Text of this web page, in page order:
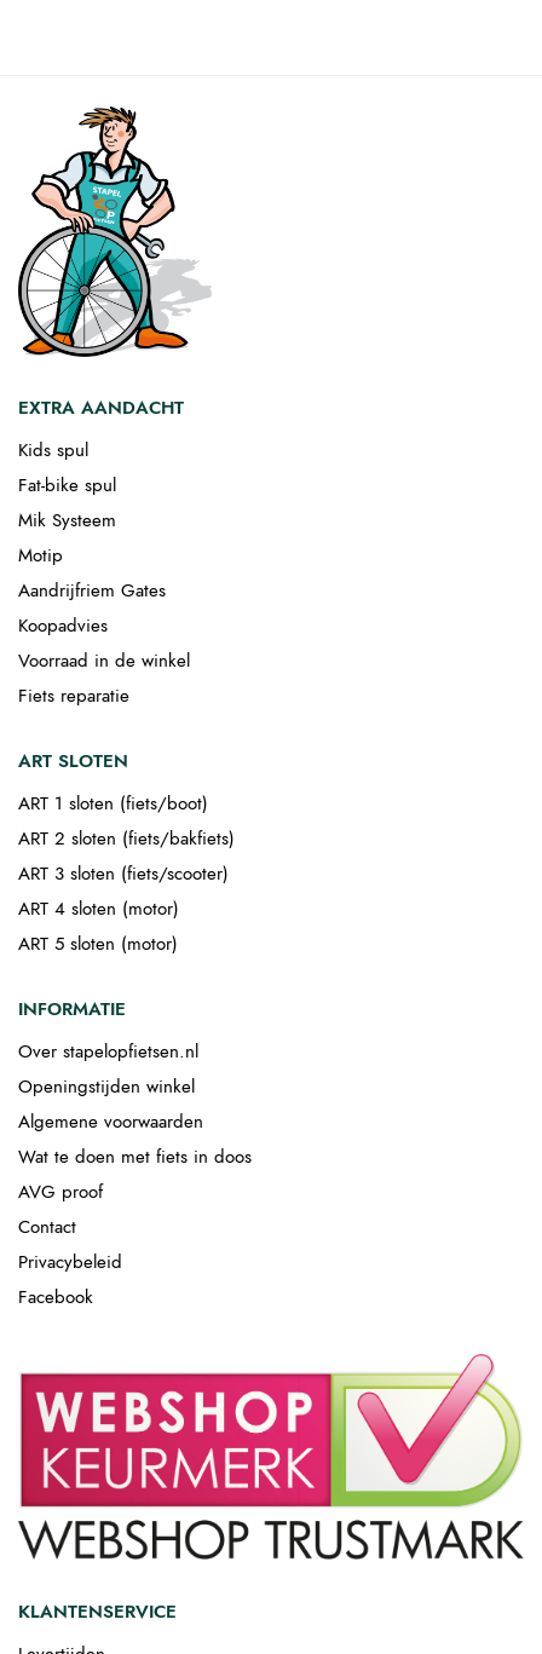
EXTRA AANDACHT
Kids spul
Fat-bike spul
Mik Systeem
Motip
Aandrijfriem Gates
Koopadvies
Voorraad in de winkel
Fiets reparatie
ART SLOTEN
ART 1 sloten (fiets/boot)
ART 2 sloten (fiets/bakfiets)
ART 3 sloten (fiets/scooter)
ART 4 sloten (motor)
ART 5 sloten (motor)
INFORMATIE
Over stapelopfietsen.nl
Openingstijden winkel
Algemene voorwaarden
Wat te doen met fiets in doos
AVG proof
Contact
Privacybeleid
Facebook
KLANTENSERVICE